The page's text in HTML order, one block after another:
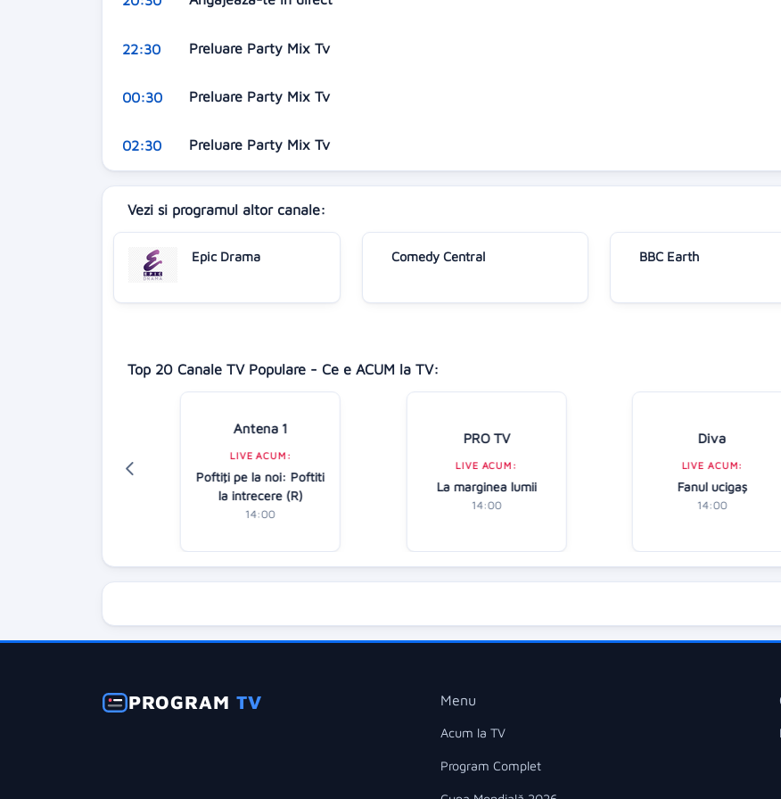
22:30 Preluare Party Mix Tv
00:30 Preluare Party Mix Tv
02:30 Preluare Party Mix Tv
Vezi si programul altor canale:
Epic Drama Comedy Central BBC Earth
Top 20 Canale TV Populare - Ce e ACUM la TV:
Antena 1
LIVE ACUM:
Poftiţi pe la noi: Poftiti
la intrecere (R)
14:00
PRO TV
LIVE ACUM:
La marginea lumii
14:00
Diva
LIVE ACUM:
Fanul ucigaș
14:00
PROGRAMTV Menu
Acum la TV
Program Complet